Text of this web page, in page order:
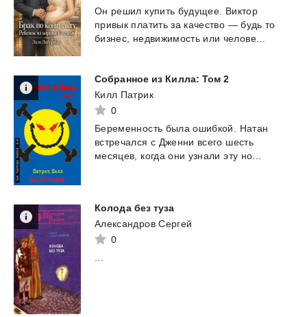
Он решил купить будущее.
Виктор
привык платить за качество — будь то
бизнес,
недвижимость или челове...
Собранное из Килла: Том 2
Килл Патрик
0
Беременность была ошибкой.
Натан
встречался с Дженни всего шесть
месяцев,
когда они узнали эту но...
Колода без туза
Александров Сергей
0